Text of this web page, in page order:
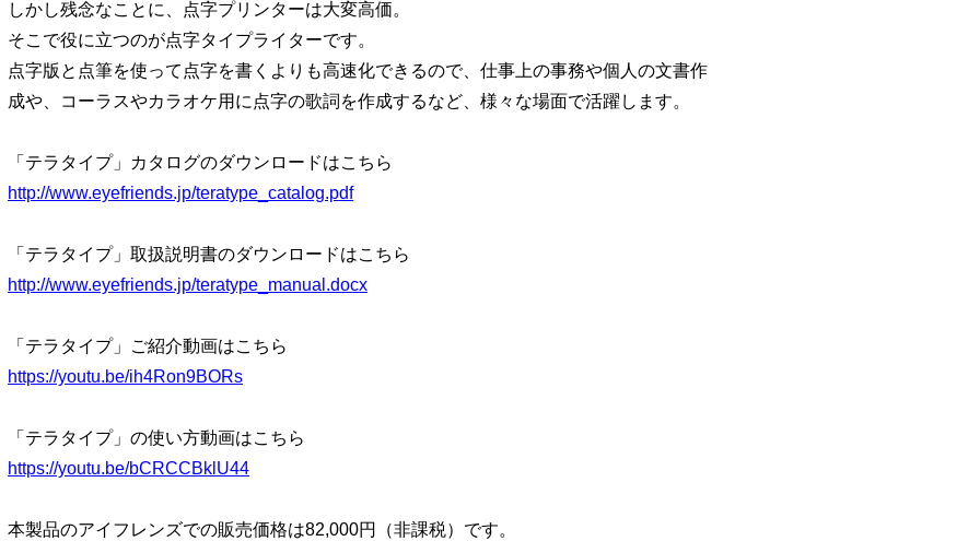
しかし残念なことに、点字プリンターは大変高価。
そこで役に立つのが点字タイプライターです。
点字版と点筆を使って点字を書くよりも高速化できるので、仕事上の事務や個人の文書作
成や、コーラスやカラオケ用に点字の歌詞を作成するなど、様々な場面で活躍します。
「テラタイプ」カタログのダウンロードはこちら
http://www.eyefriends.jp/teratype_catalog.pdf
「テラタイプ」取扱説明書のダウンロードはこちら
http://www.eyefriends.jp/teratype_manual.docx
「テラタイプ」ご紹介動画はこちら
https://youtu.be/ih4Ron9BORs
「テラタイプ」の使い方動画はこちら
https://youtu.be/bCRCCBklU44
本製品のアイフレンズでの販売価格は82,000円（非課税）です。